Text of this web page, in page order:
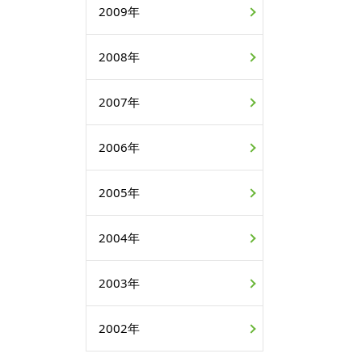
2009年
2008年
2007年
2006年
2005年
2004年
2003年
2002年